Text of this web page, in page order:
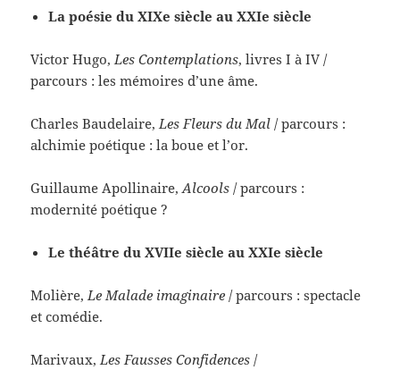
La poésie du XIXe siècle au XXIe siècle
Victor Hugo, Les Contemplations, livres I à IV /
parcours : les mémoires d’une âme.
Charles Baudelaire,Les Fleurs du Mal / parcours :
alchimie poétique : la boue et l’or.
Guillaume Apollinaire,Alcools / parcours :
modernité poétique ?
Le théâtre du XVIIe siècle au XXIe siècle
Molière,Le Malade imaginaire / parcours : spectacle
et comédie.
Marivaux,Les Fausses Confidences /